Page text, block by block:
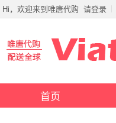
Hi，欢迎来到唯唐代购 请登录
首页